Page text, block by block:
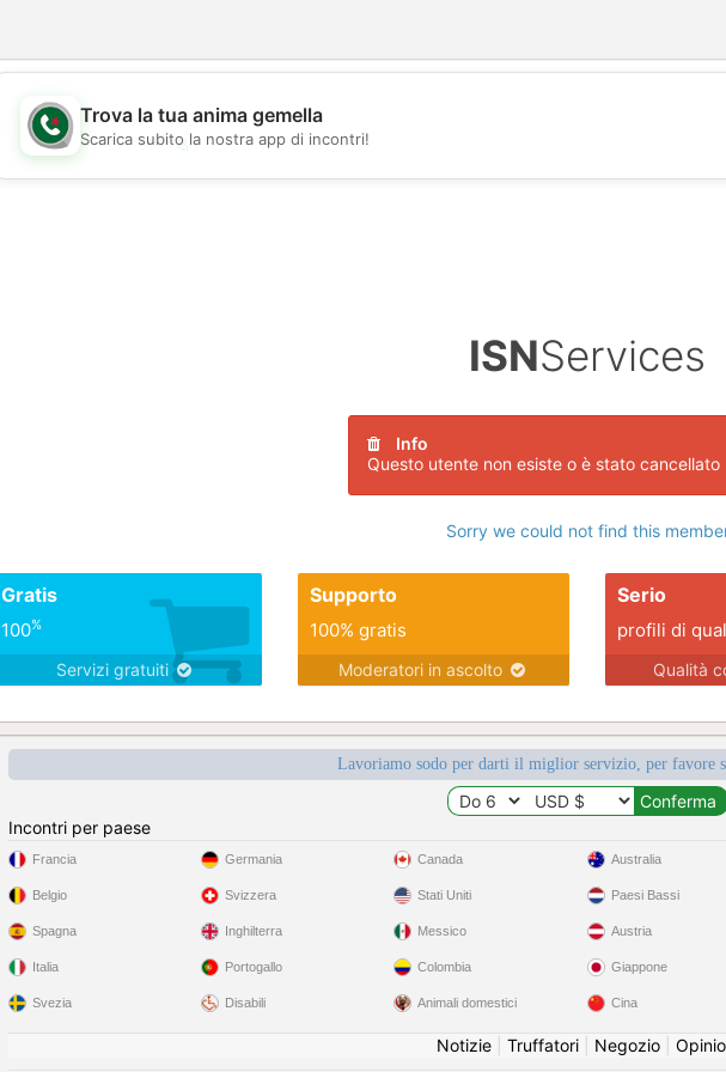
💖
Trova la tua anima gemella
Scarica subito la nostra app di incontri!
ISNServices
Info
Questo utente non esiste o è stato cancellato
Sorry we could not find this
Gratis
100%
Servizi gratuiti
Supporto
100% gratis
Moderatori in ascolto
Serio
profili di
Qualità
Lavoriamo sodo per darti il miglior servizio, per favore
Incontri per paese
Francia
Belgio
Spagna
Italia
Svezia
Germania
Svizzera
Inghilterra
Portogallo
Disabili
Canada
Stati Uniti
Messico
Colombia
Animali domestici
Australia
Paesi Bassi
Austria
Giappone
Cina
Notizie| Truffatori| Negozio|